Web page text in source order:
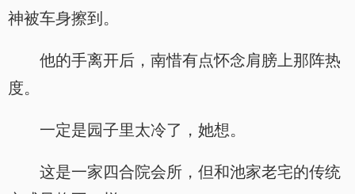
神被车身擦到。
他的手离开后，南惜有点怀念肩膀上那阵热
度。
一定是园子里太冷了，她想。
这是一家四合院会所，但和池家老宅的传统